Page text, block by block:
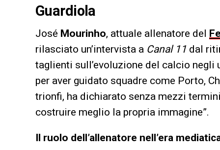
Guardiola
José Mourinho, attuale allenatore del
rilasciato un’intervista a Canal 11 dal
taglienti sull’evoluzione del calcio negli
per aver guidato squadre come Porto,
trionfi, ha dichiarato senza mezzi
costruire meglio la propria immagine”.
Il ruolo dell’allenatore nell’era